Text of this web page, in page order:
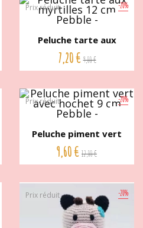
-20%
Prix réduit
Peluche tarte aux
myrtilles...
7,20 € 9,00 €
-20%
Prix réduit
Peluche piment vert
avec...
9,60 € 12,00 €
-20%
Prix réduit